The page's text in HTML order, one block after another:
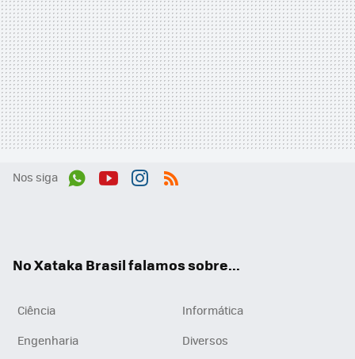
Nos siga
No Xataka Brasil falamos sobre...
Ciência
Informática
Engenharia
Diversos